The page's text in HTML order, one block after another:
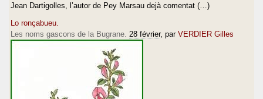
Jean Dartigolles, l’autor de Pey Marsau dejà comentat (…)
Lo ronçabueu.
Les noms gascons de la Bugrane. 28 février, par VERDIER Gilles